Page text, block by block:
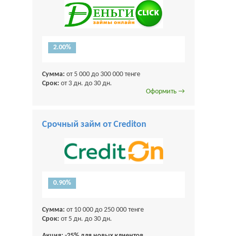
2.00%
Сумма: от 5 000 до 300 000 тенге
Срок: от 3 дн. до 30 дн.
Оформить →
Срочный займ от Crediton
0.90%
Сумма: от 10 000 до 250 000 тенге
Срок: от 5 дн. до 30 дн.